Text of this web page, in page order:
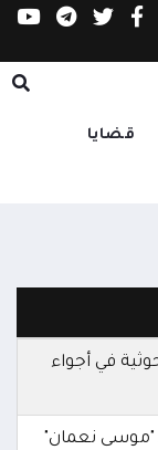
الحلول الدبلوماسية
قضايا
في أجواء
نعمان"